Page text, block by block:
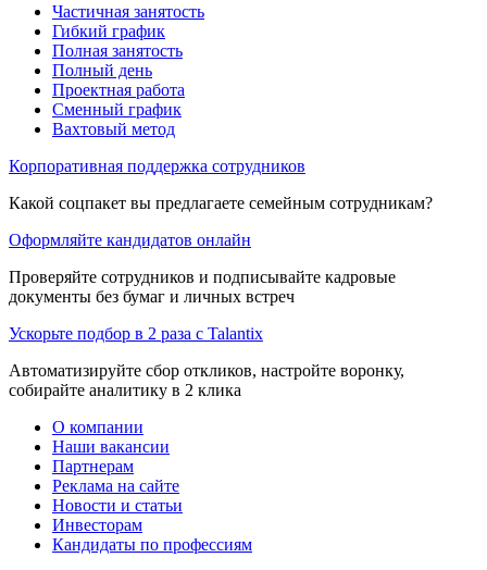
Частичная занятость
Гибкий график
Полная занятость
Полный день
Проектная работа
Сменный график
Вахтовый метод
Корпоративная поддержка сотрудников
Какой соцпакет вы предлагаете семейным сотрудникам?
Оформляйте кандидатов онлайн
Проверяйте сотрудников и подписывайте кадровые
документы без бумаг и личных встреч
Ускорьте подбор в 2 раза с Talantix
Автоматизируйте сбор откликов, настройте воронку,
собирайте аналитику в 2 клика
О компании
Наши вакансии
Партнерам
Реклама на сайте
Новости и статьи
Инвесторам
Кандидаты по профессиям